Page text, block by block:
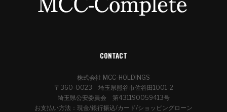
CONTACT
株式会社 MCC-HOLDINGS
〒360-0023 埼玉県熊谷市佐谷田1001-2
埼玉県公安委員会 第431190059413号
お支払い方法：現金/銀行振込/カード/ショッピングローン